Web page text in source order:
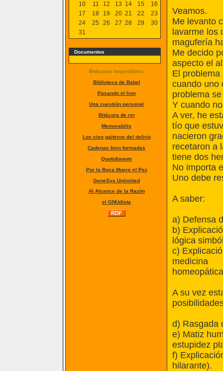
10
11 12 13 14 15
16
17
18 19 20 21 22
23
24
25 26 27 28 29
30
31
Documentos
Bitácoras Imperdibles:
Biblioteca de Babel
Pasando el Iron
Una cuestión personal
Bitácora de rvr
Memorabilis
Los cien gaiteros del delirio
Cadenas bien formadas
Quotidianum
Por la Boca Muere el Pez
GeneSys Unlimited
Al Alcance de la Razón
el GNUdista
Veamos.
Me levanto
lavarme los
magufería
Me decido
aspecto el
El
cuando uno
problema
Y cuando
A ver, he
tío que
nacieron
recetaron a
tiene dos
No importa
Uno debe
A saber:
a) Defensa
b)
lógica
c)
medicina
A su vez
d) Rasgada
e) Matiz
estupidez
f)
hilarante).